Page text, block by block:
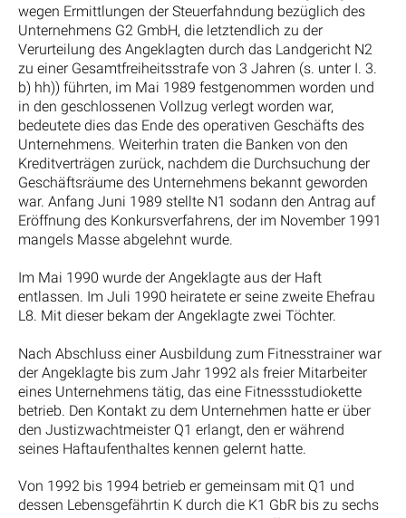
wegen Ermittlungen der Steuerfahndung bezüglich des
Unternehmens G2 GmbH, die letztendlich zu der
Verurteilung des Angeklagten durch das Landgericht N2
zu einer Gesamtfreiheitsstrafe von 3 Jahren (s. unter I. 3.
b) hh)) führten, im Mai 1989 festgenommen worden und
in den geschlossenen Vollzug verlegt worden war,
bedeutete dies das Ende des operativen Geschäfts des
Unternehmens. Weiterhin traten die Banken von den
Kreditverträgen zurück, nachdem die Durchsuchung der
Geschäftsräume des Unternehmens bekannt geworden
war. Anfang Juni 1989 stellte N1 sodann den Antrag auf
Eröffnung des Konkursverfahrens, der im November 1991
mangels Masse abgelehnt wurde.
Im Mai 1990 wurde der Angeklagte aus der Haft
entlassen. Im Juli 1990 heiratete er seine zweite Ehefrau
L8. Mit dieser bekam der Angeklagte zwei Töchter.
Nach Abschluss einer Ausbildung zum Fitnesstrainer war
der Angeklagte bis zum Jahr 1992 als freier Mitarbeiter
eines Unternehmens tätig, das eine Fitnessstudiokette
betrieb. Den Kontakt zu dem Unternehmen hatte er über
den Justizwachtmeister Q1 erlangt, den er während
seines Haftaufenthaltes kennen gelernt hatte.
Von 1992 bis 1994 betrieb er gemeinsam mit Q1 und
dessen Lebensgefährtin K durch die K1 GbR bis zu sechs